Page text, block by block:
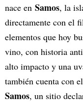
nace en Samos, la
directamente con el
elementos que hoy
vino, con historia
alto impacto y una
también cuenta con el
Samos, un sitio